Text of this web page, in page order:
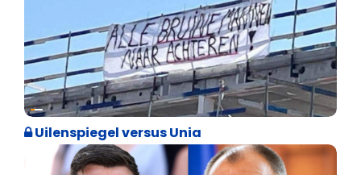
Cultuuroorlog
Uilenspiegel versus Unia